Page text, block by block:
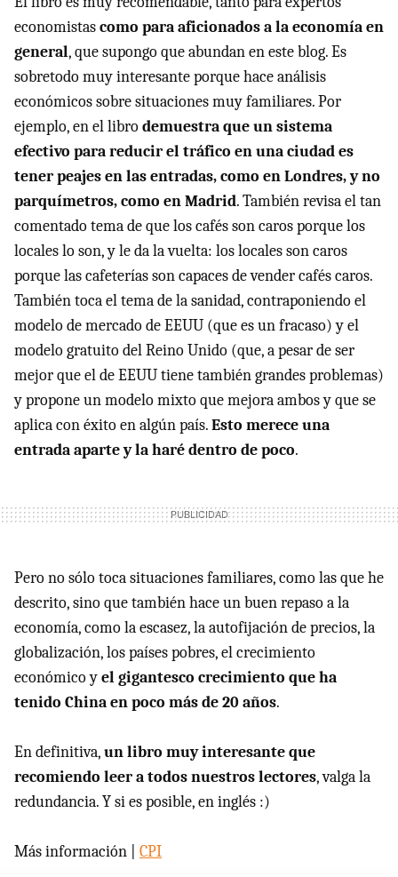
economistascomo para aficionados a la economía en
general, que supongo que abundan en este blog. Es
sobretodo muy interesante porque hace análisis
económicos sobre situaciones muy familiares. Por
ejemplo, en el librodemuestra que un sistema
efectivo para reducir el tráfico en una ciudad es
tener peajes en las entradas, como en Londres, y no
parquímetros, como en Madrid. También revisa el tan
comentado tema de que los cafés son caros porque los
locales lo son, y le da la vuelta: los locales son caros
porque las cafeterías son capaces de vender cafés caros.
También toca el tema de la sanidad, contraponiendo el
modelo de mercado de EEUU (que es un fracaso) y el
modelo gratuito del Reino Unido (que, a pesar de ser
mejor que el de EEUU tiene también grandes problemas)
y propone un modelo mixto que mejora ambos y que se
aplica con éxito en algún país.Esto merece una
entrada aparte y la haré dentro de poco.
Pero no sólo toca situaciones familiares, como las que he
descrito, sino que también hace un buen repaso a la
economía, como la escasez, la autofijación de precios, la
globalización, los países pobres, el crecimiento
económico yel gigantesco crecimiento que ha
tenido China en poco más de 20 años.
En definitiva,un libro muy interesante que
recomiendo leer a todos nuestros lectores, valga la
redundancia. Y si es posible, en inglés :)
Más información | CPI